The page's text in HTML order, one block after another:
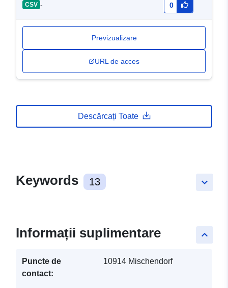
CSV - 0
Previzualizare
URL de acces
Descărcați Toate
keyboard_arrow_down
Keywords 13
keyboard_arrow_up
Informații suplimentare
Puncte de
contact:
10914 Mischendorf